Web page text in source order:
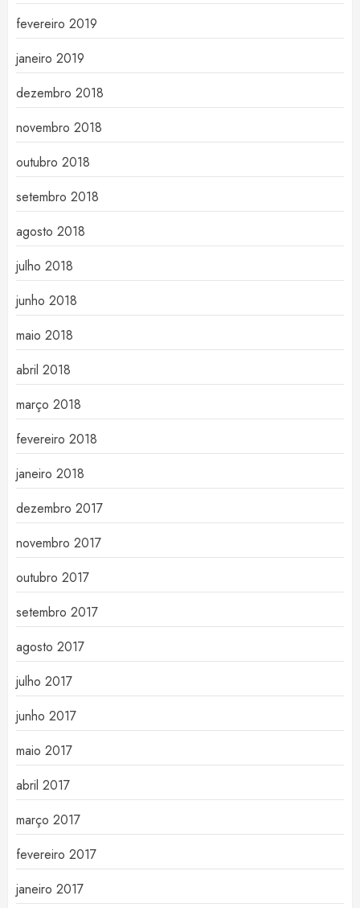
fevereiro 2019
janeiro 2019
dezembro 2018
novembro 2018
outubro 2018
setembro 2018
agosto 2018
julho 2018
junho 2018
maio 2018
abril 2018
março 2018
fevereiro 2018
janeiro 2018
dezembro 2017
novembro 2017
outubro 2017
setembro 2017
agosto 2017
julho 2017
junho 2017
maio 2017
abril 2017
março 2017
fevereiro 2017
janeiro 2017